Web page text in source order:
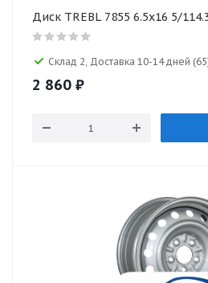
Диск TREBL 7855 6.5x16 5/
Склад 2, Доставка 10-14 дней
2 860 ₽